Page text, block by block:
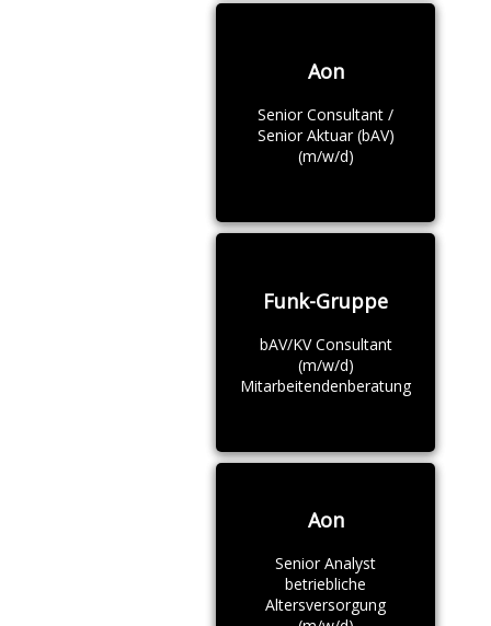
Aon
Senior Consultant /
Senior Aktuar (bAV)
(m/w/d)
Funk-Gruppe
bAV/KV Consultant
(m/w/d)
Mitarbeitendenberatung
Aon
Senior Analyst
betriebliche
Altersversorgung